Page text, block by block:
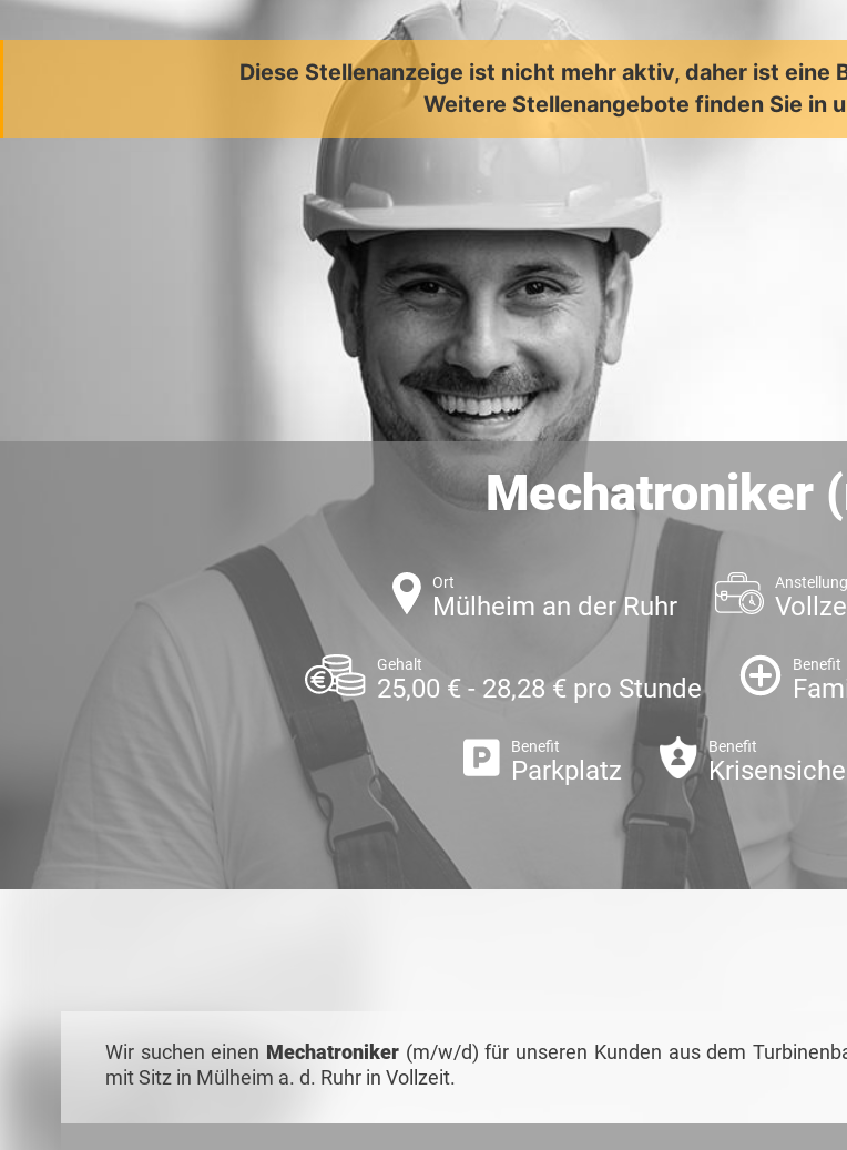
Diese Stellenanzeige ist nicht mehr aktiv, daher ist
Weitere Stellenangebote finden Sie in
Mechatroniker
Ort
Mülheim an der Ruhr
Gehalt
25,00 € - 28,28 € pro Stunde
Benefit
Benefit
Parkplatz
Benefit
Wir suchen einen Mechatroniker (m/w/d) für unseren Kunden aus dem
mit Sitz in Mülheim a. d. Ruhr in Vollzeit.